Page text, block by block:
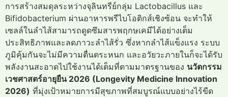
การสร้างสมดุลระหว่างจุลินทรีย์กลุ่ม Lactobacillus และ
Bifidobacterium ผ่านอาหารพรีไบโอติกส์เชิงซ้อน จะทำให้
เซลล์ในลำไส้สามารถดูดซึมสารพฤกษเคมีได้อย่างเต็ม
ประสิทธิภาพและลดภาวะลำไส้รั่ว ซึ่งหากลำไส้แข็งแรง ระบบ
ภูมิคุ้มกันจะไม่มีความตื่นตระหนก และอวัยวะภายในก็จะได้รับ
พลังงานสะอาดไปใช้งานได้เต็มที่ตามมาตรฐานของ นวัตกรรม
เวชศาสตร์อายุยืน 2026 (Longevity Medicine Innovation
2026) ที่มุ่งเป้าหมายการมีสุขภาพที่สมบูรณ์แบบอย่างไร้ขีด